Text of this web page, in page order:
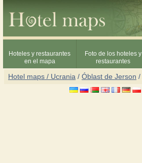
Hoteles y restaurantes
en el mapa
Foto de los hoteles y
restaurantes
Hotel maps / Ucrania / Óblast de Jerson /